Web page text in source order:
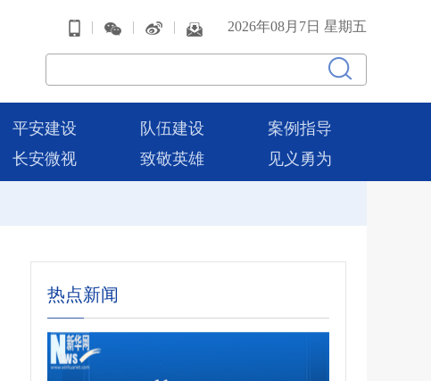
| | | 2026年08月7日 星期五
平安建设 队伍建设
案例指导
长安微视 致敬英雄 见义勇为
热点新闻